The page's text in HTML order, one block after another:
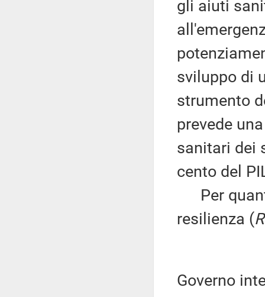
gli aiuti
sviluppo di
strumento
prevede
sanitari dei
cento del
Per
resilienza (
Governo